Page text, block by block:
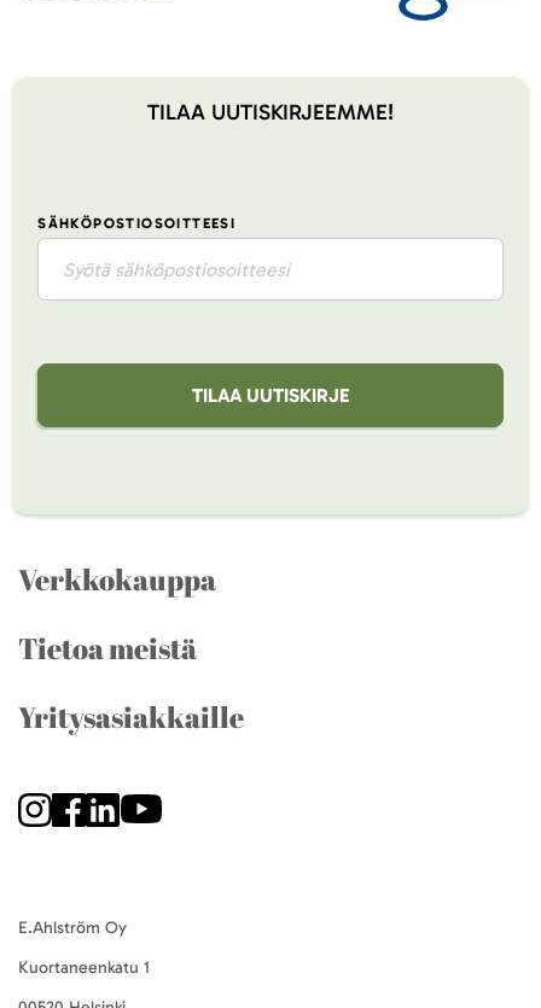
TILAA UUTISKIRJEEMME!
SÄHKÖPOSTIOSOITTEESI
TILAA UUTISKIRJE
Verkkokauppa
Tietoa meistä
Yritysasiakkaille
E.Ahlström Oy
Kuortaneenkatu 1